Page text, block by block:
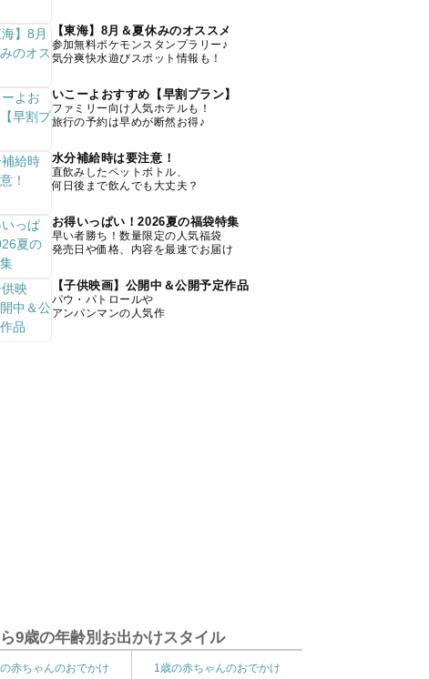
【東海】8月＆夏休みのオススメ
参加無料ポケモンスタンプラリー♪
気分爽快水遊びスポット情報も！
いこーよおすすめ【早割プラン】
ファミリー向け人気ホテルも！
旅行の予約は早めが断然お得♪
水分補給時は要注意！
直飲みしたペットボトル、
何日後まで飲んでも大丈夫？
お得いっぱい！2026夏の福袋特集
早い者勝ち！数量限定の人気福袋
発売日や価格、内容を最速でお届け
【子供映画】公開中＆公開予定作品
パウ・パトロールや
アンパンマンの人気作
9歳の年齢別お出かけスタイル
赤ちゃんのおでかけ 1歳の赤ちゃんのおでかけ